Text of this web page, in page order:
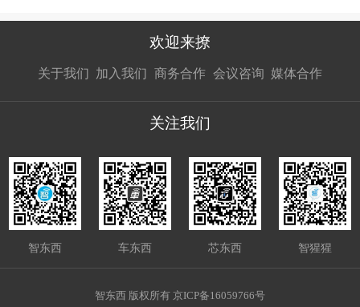
欢迎来撩
关于我们 加入我们
接扔简历
商务合作
接开聊
会议咨询 媒体合作
接开聊
关注我们
智东西 车东西 芯东西 智猩猩
智东西 版权所有 京ICP备16059766号